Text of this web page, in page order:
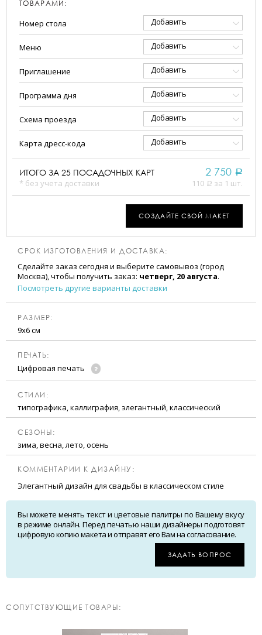
ТОВАРАМИ:
Номер стола Добавить
Меню Добавить
Приглашение Добавить
Программа дня Добавить
Схема проезда Добавить
Карта дресс-кода Добавить
ИТОГО ЗА 25 ПОСАДОЧНЫХ КАРТ
* без учета доставки
2 750 a
110 a за 1 шт.
СОЗДАЙТЕ СВОЙ МАКЕТ
СРОК ИЗГОТОВЛЕНИЯ И ДОСТАВКА:
Сделайте заказ сегодня и выберите самовывоз (город
Москва), чтобы получить заказ: четверг, 20 августа.
Посмотреть другие варианты доставки
РАЗМЕР:
9х6 см
ПЕЧАТЬ:
Цифровая печать
CТИЛИ:
типографика, каллиграфия, элегантный, классический
CЕЗОНЫ:
зима, весна, лето, осень
КОММЕНТАРИИ К ДИЗАЙНУ:
Элегантный дизайн для свадьбы в классическом стиле
Вы можете менять текст и цветовые палитры по Вашему вкусу
в режиме онлайн. Перед печатью наши дизайнеры подготовят
цифровую копию макета и отправят его Вам на согласование.
ЗАДАТЬ ВОПРОС
CОПУТСТВУЮЩИЕ ТОВАРЫ: